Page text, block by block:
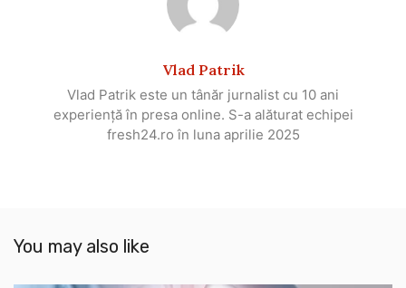
Vlad Patrik
Vlad Patrik este un tânăr jurnalist cu 10 ani
experiență în presa online. S-a alăturat echipei
fresh24.ro în luna aprilie 2025
You may also like